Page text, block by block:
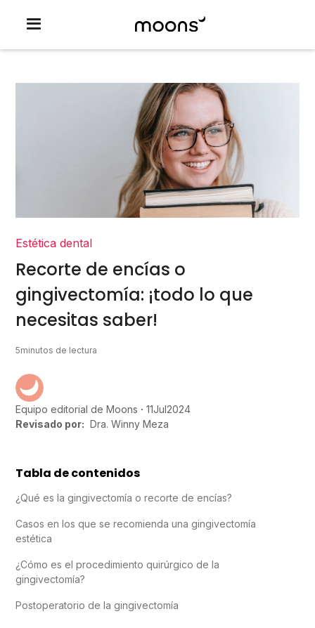
Estética dental
Recorte de encías o
gingivectomía: ¡todo lo que
necesitas saber!
5minutos de lectura
Equipo editorial de Moons 11Jul2024
Revisado por: Dra. Winny Meza
Tabla de contenidos
¿Qué es la gingivectomía o recorte de encías?
Casos en los que se recomienda una gingivectomía
estética
¿Cómo es el procedimiento quirúrgico de la
gingivectomía?
Postoperatorio de la gingivectomía